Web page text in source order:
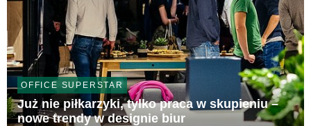
OFFICE SUPERSTAR
Już nie piłkarzyki, tylko praca w skupieniu –
nowe trendy w designie biur